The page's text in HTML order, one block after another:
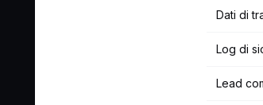
Dati di
Log di
Lead